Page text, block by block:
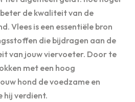
de kwaliteit van de
Vlees is een essentiële bron
die bijdragen aan de
van jouw viervoeter. Door te
met een hoog
hond de voedzame en
hij verdient.